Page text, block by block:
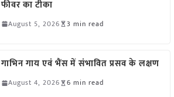
फीवर का टीका
August 5, 2026 3 min read
गाभिन गाय एवं भैंस में संभावित प्रसव के लक्षण
August 4, 2026 6 min read